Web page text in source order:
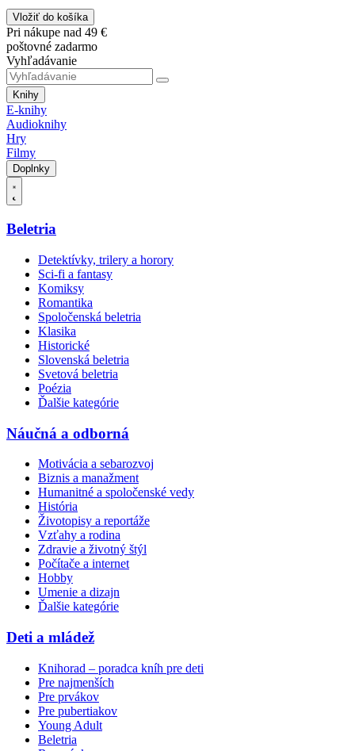
Vložiť do košíka
Pri nákupe nad 49 €
poštovné zadarmo
Vyhľadávanie
Knihy
E-knihy
Audioknihy
Hry
Filmy
Doplnky
Beletria
Detektívky, trilery a horory
Sci-fi a fantasy
Komiksy
Romantika
Spoločenská beletria
Klasika
Historické
Slovenská beletria
Svetová beletria
Poézia
Ďalšie kategórie
Náučná a odborná
Motivácia a sebarozvoj
Biznis a manažment
Humanitné a spoločenské vedy
História
Životopisy a reportáže
Vzťahy a rodina
Zdravie a životný štýl
Počítače a internet
Hobby
Umenie a dizajn
Ďalšie kategórie
Deti a mládež
Knihorad – poradca kníh pre deti
Pre najmenších
Pre prvákov
Pre pubertiakov
Young Adult
Beletria